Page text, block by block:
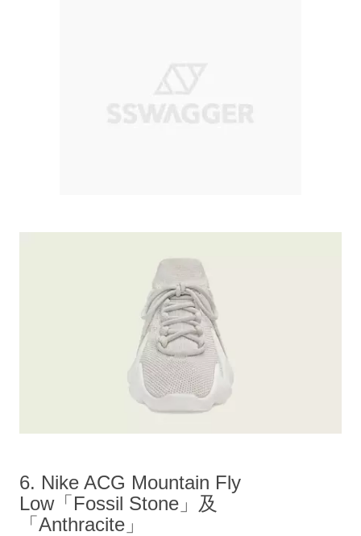
6. Nike ACG Mountain Fly
Low「Fossil Stone」及
「Anthracite」